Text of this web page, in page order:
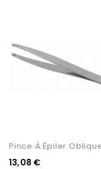
Pince À Épiler
13,08 €